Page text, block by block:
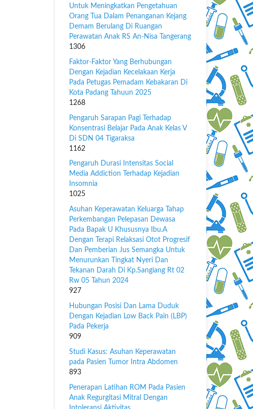
Untuk Meningkatkan Pengetahuan
Orang Tua Dalam Penanganan Kejang
Demam Berulang Di Ruangan
Perawatan Anak RS An-Nisa Tangerang
1306
Faktor-Faktor Yang Berhubungan
Dengan Kejadian Kecelakaan Kerja
Pada Petugas Pemadam Kebakaran Di
Kota Padang Tahuun 2025
1268
Pengaruh Sarapan Pagi Terhadap
Konsentrasi Belajar Pada Anak Kelas V
Di SDN 04 Tigaraksa
1162
Pengaruh Durasi Intensitas Social
Media Addiction Terhadap Kejadian
Insomnia
1025
Asuhan Keperawatan Keluarga Tahap
Perkembangan Pelepasan Dewasa
Pada Bapak U Khususnya Ibu.A
Dengan Terapi Relaksasi Otot Progresif
Dan Pemberian Jus Semangka Untuk
Menurunkan Tingkat Nyeri Dan
Tekanan Darah Di Kp.Sangiang Rt 02
Rw 05 Tahun 2024
927
Hubungan Posisi Dan Lama Duduk
Dengan Kejadian Low Back Pain (LBP)
Pada Pekerja
909
Studi Kasus: Asuhan Keperawatan
pada Pasien Tumor Intra Abdomen
893
Penerapan Latihan ROM Pada Pasien
Anak Regurgitasi Mitral Dengan